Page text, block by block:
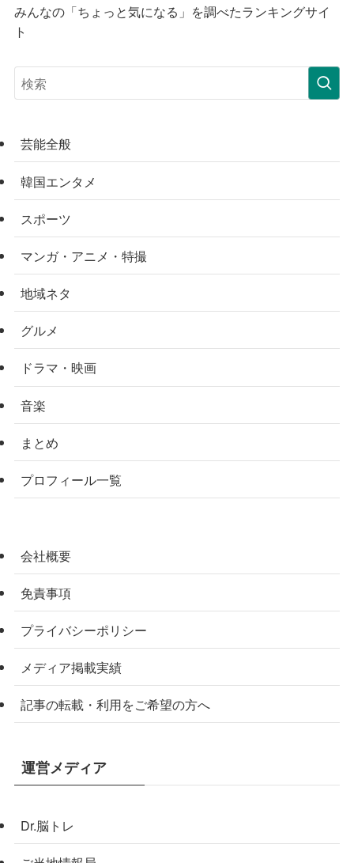
みんなの「ちょっと気になる」を調べたランキングサイ
ト
芸能全般
韓国エンタメ
スポーツ
マンガ・アニメ・特撮
地域ネタ
グルメ
ドラマ・映画
音楽
まとめ
プロフィール一覧
会社概要
免責事項
プライバシーポリシー
メディア掲載実績
記事の転載・利用をご希望の方へ
運営メディア
Dr.脳トレ